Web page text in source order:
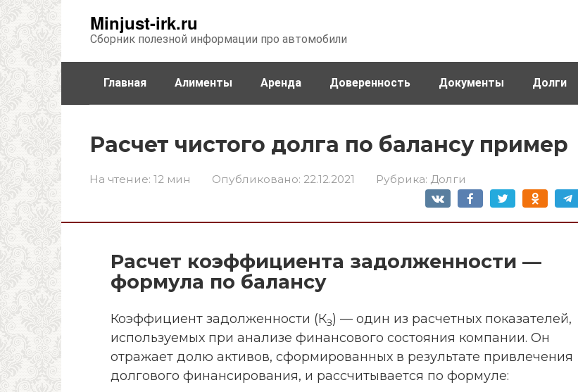
Minjust-irk.ru
Сборник полезной информации про автомобили
Главная Алименты Аренда Доверенность Документы Долги
Расчет чистого долга по балансу пример
На чтение: 12 мин Опубликовано: 22.12.2021 Рубрика: Долги
Расчет коэффициента задолженности —
формула по балансу
Коэффициент задолженности (КЗ) — один из расчетных показателей,
используемых при анализе финансового состояния компании. Он
отражает долю активов, сформированных в результате привлечения
долгового финансирования, и рассчитывается по формуле: